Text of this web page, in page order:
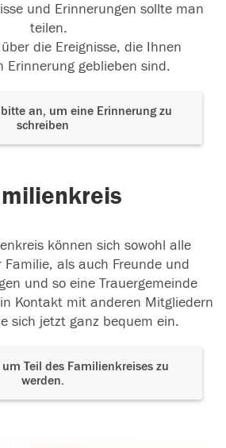
und Erinnerungen sollte man
teilen.
die Ereignisse, die Ihnen
Erinnerung geblieben sind.
an, um eine Erinnerung zu
schreiben
können sich sowohl alle
Familie, als auch Freunde und
und so eine Trauergemeinde
Kontakt mit anderen Mitgliedern
sich jetzt ganz bequem ein.
Teil des Familienkreises zu
werden.